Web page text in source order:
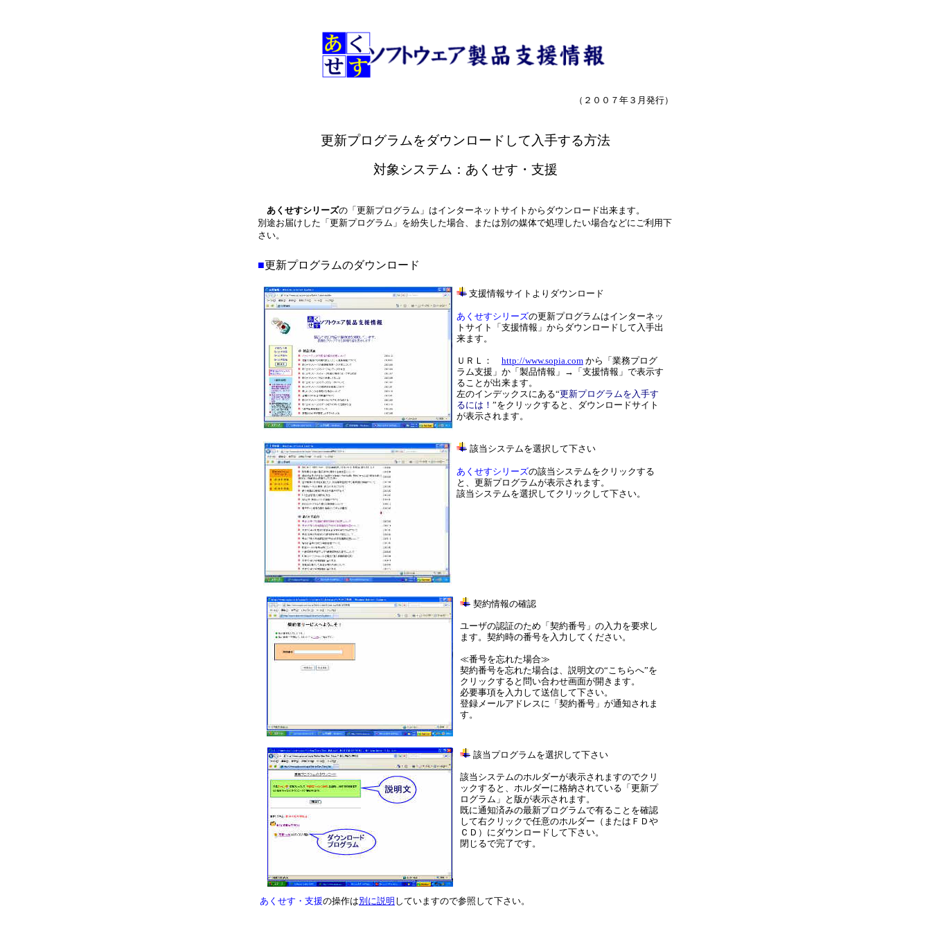
（２００７年３月発行）
更新プログラムをダウンロードして入手する方法
対象システム：あくせす・支援
あくせすシリーズの「更新プログラム」はインターネットサイトからダウンロード出来ます。
別途お届けした「更新プログラム」を紛失した場合、または別の媒体で処理したい場合などにご利用下
さい。
■更新プログラムのダウンロード
支援情報サイトよりダウンロード
あくせすシリーズの更新プログラムはインターネッ
トサイト「支援情報」からダウンロードして入手出
来ます。
ＵＲＬ： http://www.sopia.com から「業務プログ
ラム支援」か「製品情報」→「支援情報」で表示す
ることが出来ます。
左のインデックスにある“更新プログラムを入手す
るには！ ”をクリックすると、ダウンロードサイト
が表示されます。
該当システムを選択して下さい
あくせすシリーズの該当システムをクリックする
と、更新プログラムが表示されます。
該当システムを選択してクリックして下さい。
契約情報の確認
ユーザの認証のため「契約番号」の入力を要求し
ます。契約時の番号を入力してください。
≪番号を忘れた場合≫
契約番号を忘れた場合は、説明文の“こちらへ”を
クリックすると問い合わせ画面が開きます。
必要事項を入力して送信して下さい。
登録メールアドレスに「契約番号」が通知されま
す。
該当プログラムを選択して下さい
該当システムのホルダーが表示されますのでクリ
ックすると、ホルダーに格納されている「更新プ
ログラム」と版が表示されます。
既に通知済みの最新プログラムで有ることを確認
して右クリックで任意のホルダー（またはＦＤや
ＣＤ）にダウンロードして下さい。
閉じるで完了です。
あくせす・支援の操作は別に説明 していますので参照して下さい。